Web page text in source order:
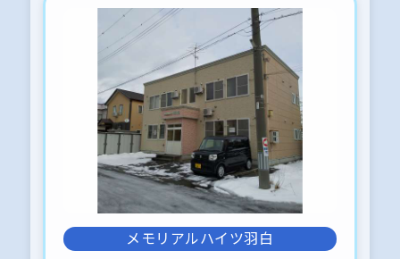
ィング対応
全てが揃っているワンルームです*:.。.
(＊๓´╰╯`๓＊).。.:*
w(☆o◎)w全部こみこみ 58,000円で
す。
2025-10-27
国道近く
飲食店向き１F 約10坪
貸物件です。
厨房器具有りますよ～♡
初期費用が抑えられますよ♡
メモリアルハイツ羽白